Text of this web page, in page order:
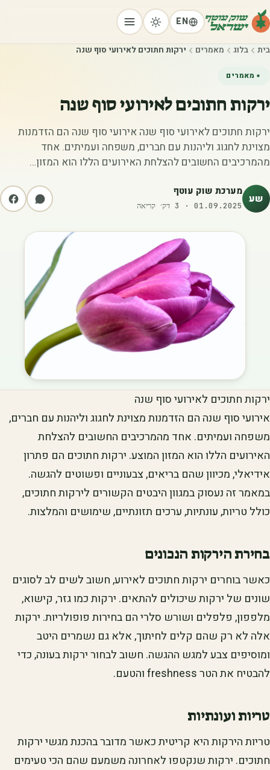
EN
בית בלוג מאמרים ירקות חתוכים לאירועי סוף שנה
מאמרים
ירקות חתוכים לאירועי סוף שנה
ירקות חתוכים לאירועי סוף שנה אירועי סוף שנה הם הזדמנות
מצוינת לחגוג וליהנות עם חברים, משפחה ועמיתים. אחד
מהמרכיבים החשובים להצלחת האירועים הללו הוא המזון…
שע מערכת שוק עוטף
01.09.2025
·
3 דק׳ קריאה
ירקות חתוכים לאירועי סוף שנה
אירועי סוף שנה הם הזדמנות מצוינת לחגוג וליהנות עם חברים,
משפחה ועמיתים. אחד מהמרכיבים החשובים להצלחת
האירועים הללו הוא המזון המוצע. ירקות חתוכים הם פתרון
אידיאלי, מכיוון שהם בריאים, צבעוניים ופשוטים להגשה.
במאמר זה נעסוק במגוון היבטים הקשורים לירקות חתוכים,
כולל טריות, עונתיות, ערכים תזונתיים, שימושים והמלצות.
בחירת הירקות הנכונים
כאשר בוחרים ירקות חתוכים לאירוע, חשוב לשים לב לסוגים
שונים של ירקות שיכולים להתאים. ירקות כמו גזר, קישוא,
מלפפון, פלפלים ושורש סלרי הם בחירות פופולריות. ירקות
אלה לא רק שהם קלים לחיתוך, אלא גם נשמרים היטב
ומוסיפים צבע למגש ההגשה. חשוב לבחור ירקות בעונה, כדי
להבטיח את הטר freshness והטעם.
טריות ועונתיות
טריות הירקות היא קריטית כאשר מדובר בהכנת מגשי ירקות
חתוכים. ירקות שנקטפו לאחרונה משמעם שהם הכי טעימים